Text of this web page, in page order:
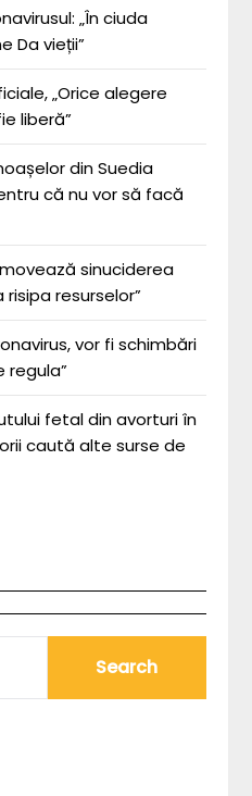
„În ciuda
Da vieții”
„Orice alegere
liberă”
din Suedia
că nu vor să facă
sinuciderea
resurselor”
vor fi schimbări
regula”
fetal din avorturi în
caută alte surse de